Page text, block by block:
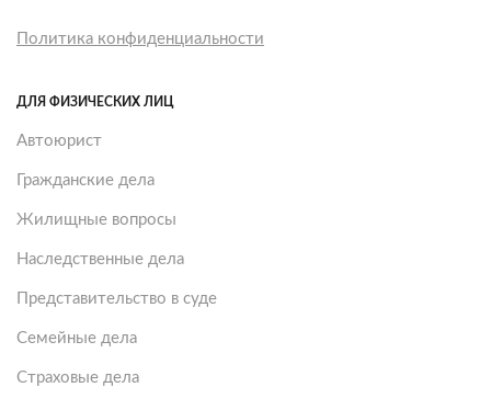
Политика конфиденциальности
ДЛЯ ФИЗИЧЕСКИХ ЛИЦ
Автоюрист
Гражданские дела
Жилищные вопросы
Наследственные дела
Представительство в суде
Семейные дела
Страховые дела